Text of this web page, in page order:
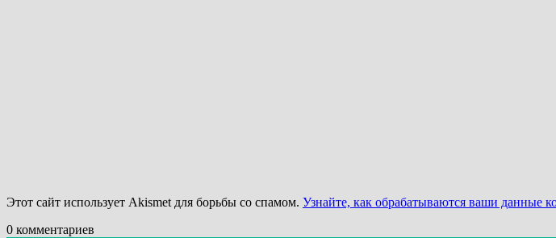
Этот сайт использует Akismet для борьбы со спамом. Узнайте, как обрабатываются ваши данные
0 комментариев